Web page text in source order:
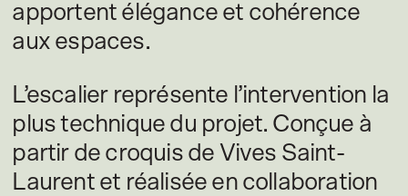
apportent élégance et cohérence
aux espaces.
L’escalier représente l’intervention la
plus technique du projet. Conçue à
partir de croquis de Vives Saint-
Laurent et réalisée en collaboration